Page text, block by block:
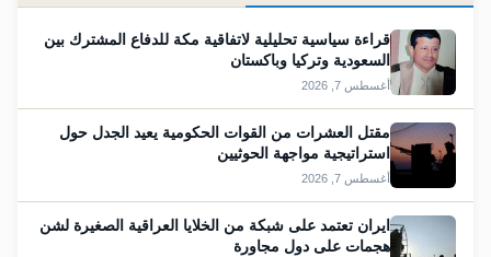
قراءة سياسية تحليلية لاتفاقية مكة للدفاع المشترك بين
السعودية وتركيا وباكستان
أغسطس 7, 2026
مقتل العشرات من القوات الحكومية يعيد الجدل حول
استراتيجية مواجهة الحوثيين
أغسطس 7, 2026
ايران تعتمد على شبكة من الخلايا العراقية الصغيرة لشن
هجمات على دول مجاورة